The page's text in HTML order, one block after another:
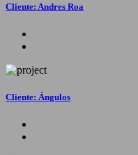
Cliente: Andres Roa
Cliente: Ángulos